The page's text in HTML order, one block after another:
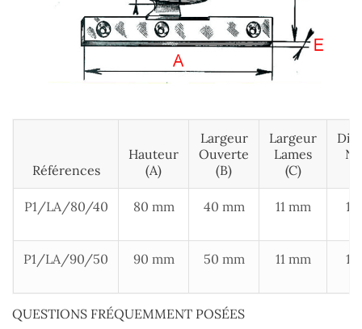
Références
Hauteur
(A)
Largeur
Ouverte
(B)
Largeur
Lames
(c)
P1/LA/80/40 80 mm 40 mm 11 mm
P1/LA/90/50 90 mm 50 mm 11 mm
QUESTIONS FRÉQUEMMENT POSÉES